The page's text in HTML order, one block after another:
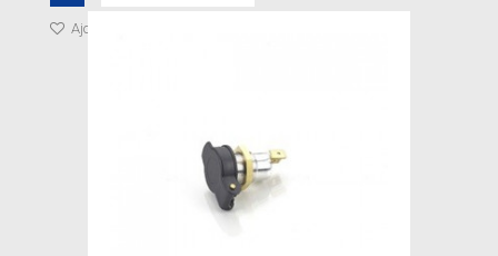
Ajouter à ma liste de cadeaux